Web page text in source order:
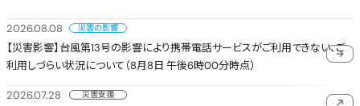
2026.08.08 災害の影響
【災害影響】台風第13号の影響により携帯電話サービスがご利用できない、ご
利用しづらい状況について（8月8日 午後6時00分時点）
2026.07.28 災害支援